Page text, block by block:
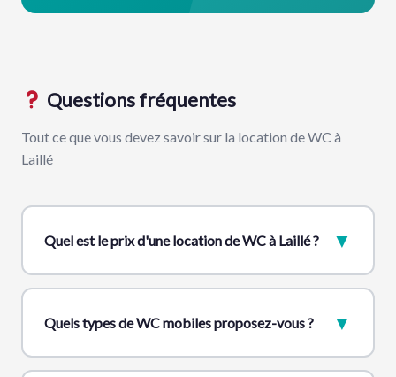
Questions fréquentes
Tout ce que vous devez savoir sur la location de WC à
Laillé
Quel est le prix d'une location de WC à Laillé ? ▼
Quels types de WC mobiles proposez-vous ? ▼